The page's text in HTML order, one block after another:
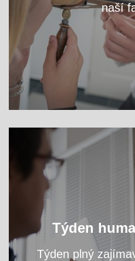
naší
Týden
Týden plný
Oslavte s námi
přednášky a